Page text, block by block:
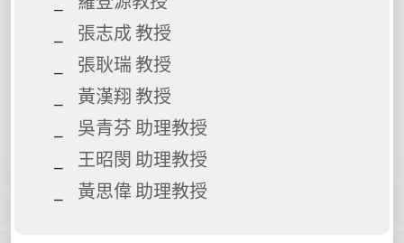
張志成 教授
張耿瑞 教授
黃漢翔 教授
吳青芬 助理教授
王昭閔 助理教授
黃思偉 助理教授